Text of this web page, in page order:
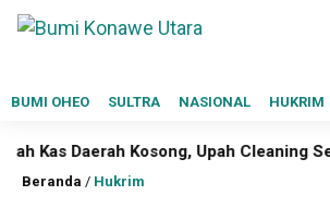
BUMI OHEO SULTRA NASIONAL HUKRIM
Kosong, Upah Cleaning Service
Beranda / Hukrim